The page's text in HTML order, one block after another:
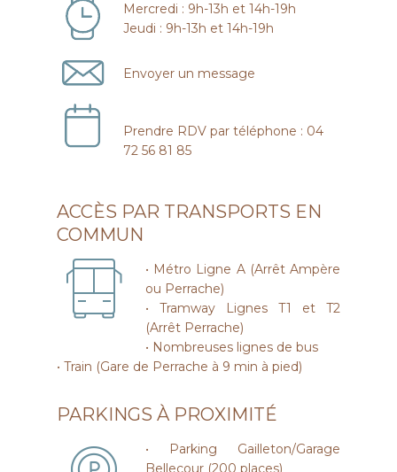
Mercredi : 9h-13h et 14h-19h
Jeudi : 9h-13h et 14h-19h
Envoyer un message
Prendre RDV par téléphone : 04
72 56 81 85
ACCÈS PAR TRANSPORTS EN
COMMUN
• Métro Ligne A (Arrêt Ampère
ou Perrache)
• Tramway Lignes T1 et T2
(Arrêt Perrache)
• Nombreuses lignes de bus
• Train (Gare de Perrache à 9 min à pied)
PARKINGS À PROXIMITÉ
• Parking Gailleton/Garage
Bellecour (200 places)